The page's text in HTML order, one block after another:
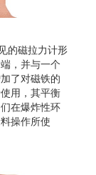
的磁拉力计形
，并与一个
了对磁铁的
用，其平衡
在爆炸性环
操作所使